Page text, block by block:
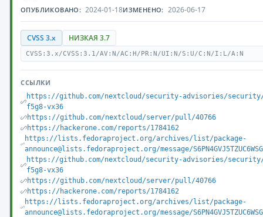
ОПУБЛИКОВАНО: 2024-01-18ИЗМЕНЕНО: 2026-06-17
CVSS 3.x НИЗКАЯ 3.7
CVSS:3.x/CVSS:3.1/AV:N/AC:H/PR:N/UI:N/S:U/C:N/I:L/A:N
ССЫЛКИ
https://github.com/nextcloud/security-advisories/security/
f5g8-vx36
https://github.com/nextcloud/server/pull/40766
https://hackerone.com/reports/1784162
https://lists.fedoraproject.org/archives/list/package-
announce@lists.fedoraproject.org/message/
https://github.com/nextcloud/security-advisories/security/
f5g8-vx36
https://github.com/nextcloud/server/pull/40766
https://hackerone.com/reports/1784162
https://lists.fedoraproject.org/archives/list/package-
announce@lists.fedoraproject.org/message/